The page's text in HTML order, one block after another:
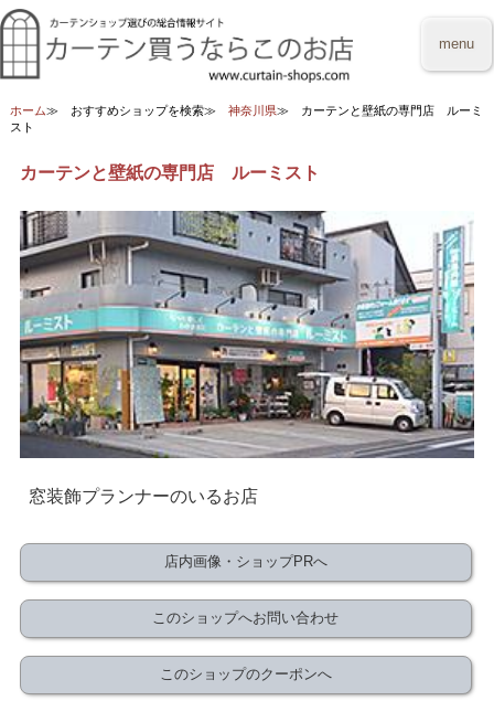
menu
ホーム おすすめショップを検索 神奈川県
カーテンと壁紙の専門店 ルーミ
スト
カーテンと壁紙の専門店 ルーミスト
窓装飾プランナーのいるお店
店内画像・ショップPRへ
このショップへお問い合わせ
このショップのクーポンへ